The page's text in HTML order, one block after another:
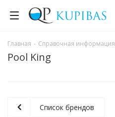
Главная - Справочная информация
Pool King
Список брендов